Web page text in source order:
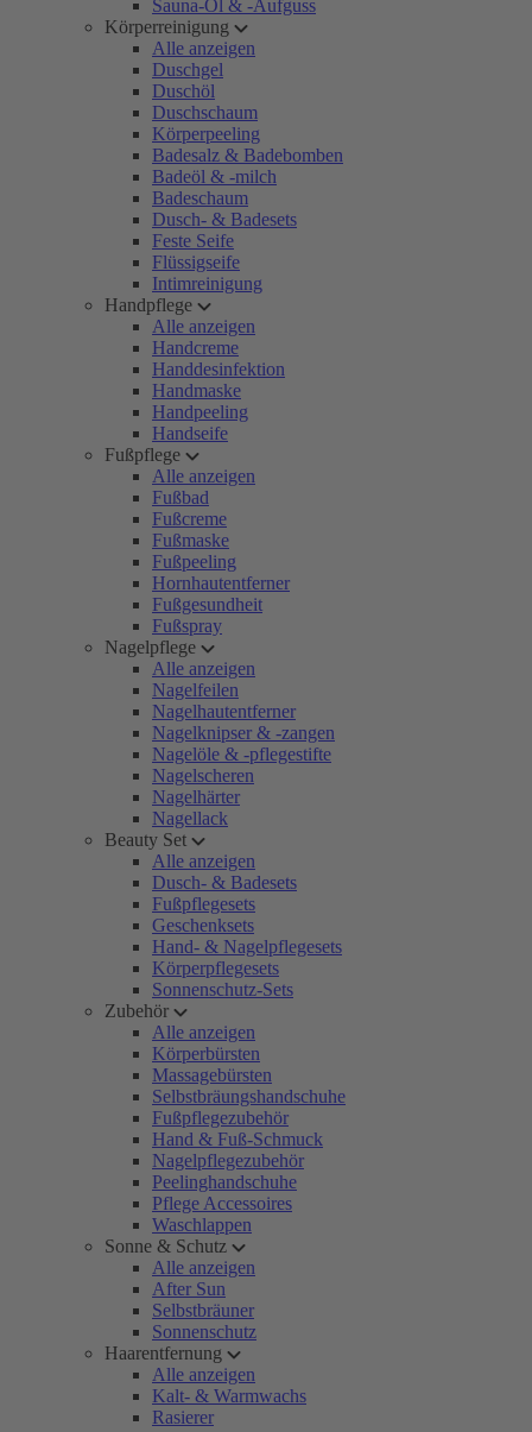
Sauna-Öl & -Aufguss
Körperreinigung
Alle anzeigen
Duschgel
Duschöl
Duschschaum
Körperpeeling
Badesalz & Badebomben
Badeöl & -milch
Badeschaum
Dusch- & Badesets
Feste Seife
Flüssigseife
Intimreinigung
Handpflege
Alle anzeigen
Handcreme
Handdesinfektion
Handmaske
Handpeeling
Handseife
Fußpflege
Alle anzeigen
Fußbad
Fußcreme
Fußmaske
Fußpeeling
Hornhautentferner
Fußgesundheit
Fußspray
Nagelpflege
Alle anzeigen
Nagelfeilen
Nagelhautentferner
Nagelknipser & -zangen
Nagelöle & -pflegestifte
Nagelscheren
Nagelhärter
Nagellack
Beauty Set
Alle anzeigen
Dusch- & Badesets
Fußpflegesets
Geschenksets
Hand- & Nagelpflegesets
Körperpflegesets
Sonnenschutz-Sets
Zubehör
Alle anzeigen
Körperbürsten
Massagebürsten
Selbstbräungshandschuhe
Fußpflegezubehör
Hand & Fuß-Schmuck
Nagelpflegezubehör
Peelinghandschuhe
Pflege Accessoires
Waschlappen
Sonne & Schutz
Alle anzeigen
After Sun
Selbstbräuner
Sonnenschutz
Haarentfernung
Alle anzeigen
Kalt- & Warmwachs
Rasierer